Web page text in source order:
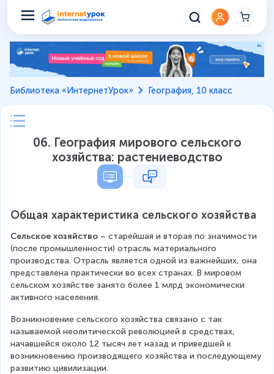
Библиотека «ИнтернетУрок» География, 10 класс
06. География мирового сельского
хозяйства: растениеводство
Общая характеристика сельского хозяйства
Сельское хозяйство – старейшая и вторая по значимости
(после промышленности) отрасль материального
производства. Отрасль является одной из важнейших, она
представлена практически во всех странах. В мировом
сельском хозяйстве занято более 1 млрд экономически
активного населения.
Возникновение сельского хозяйства связано с так
называемой неолитической революцией в средствах,
начавшейся около 12 тысяч лет назад и приведшей к
возникновению производящего хозяйства и последующему
развитию цивилизации.